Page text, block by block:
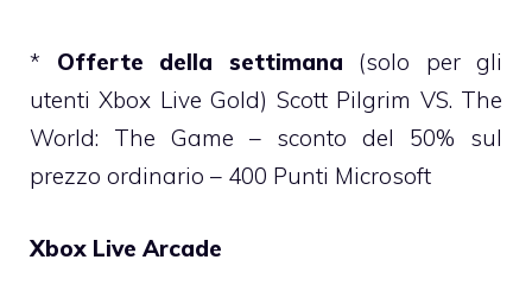
* Offerte della settimana (solo per gli
utenti Xbox Live Gold) Scott Pilgrim VS. The
World: The Game – sconto del 50% sul
prezzo ordinario – 400 Punti Microsoft
Xbox Live Arcade